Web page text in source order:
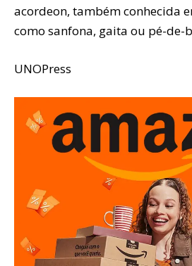
acordeon, também conhecida
como sanfona, gaita ou pé-de-
UNOPress